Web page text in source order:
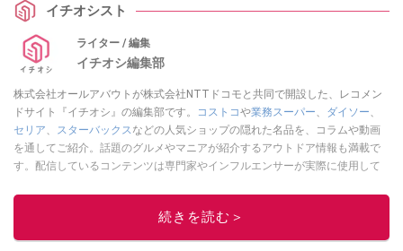
イチオシスト
ライター / 編集
イチオシ編集部
株式会社オールアバウトが株式会社NTTドコモと共同で開設した、レコメン
ドサイト『イチオシ』の編集部です。
コストコや業務スーパー、 ダイソー、
セリア、 スターバックスなどの人気ショップの隠れた名品を、コラムや動画
を通してご紹介。話題のグルメやマニアが紹介するアウトドア情報も満載で
す。配信しているコンテンツは専門家やインフルエンサーが実際に使用して
ニュースでフォロー
続きを読む＞